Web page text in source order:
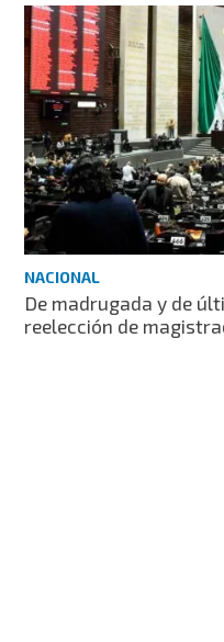
NACIONAL
De madrugada y de
reelección de